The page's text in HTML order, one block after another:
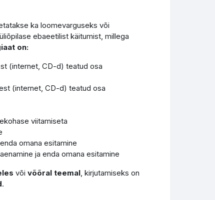
ka loomevarguseks või
ebaeetilist käitumist, millega
on:
(internet, CD-d) teatud osa
(internet, CD-d) teatud osa
viitamiseta
omana esitamine
ja enda omana esitamine
või võõral teemal, kirjutamiseks on
.